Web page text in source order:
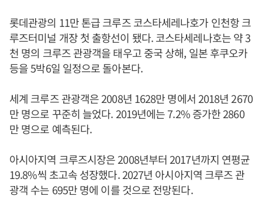
롯데관광의 11만 톤급 크루즈 코스타세레나호가 인천항 크
루즈터미널 개장 첫 출항선이 됐다. 코스타세레나호는 약 3
천 명의 크루즈 관광객을 태우고 중국 상해, 일본 후쿠오카
등을 5박6일 일정으로 돌아본다.
세계 크루즈 관광객은 2008년 1628만 명에서 2018년 2670
만 명으로 꾸준히 늘었다. 2019년에는 7.2% 증가한 2860
만 명으로 예측된다.
아시아지역 크루즈시장은 2008년부터 2017년까지 연평균
19.8%씩 초고속 성장했다. 2027년 아시아지역 크루즈 관
광객 수는 695만 명에 이를 것으로 전망된다.